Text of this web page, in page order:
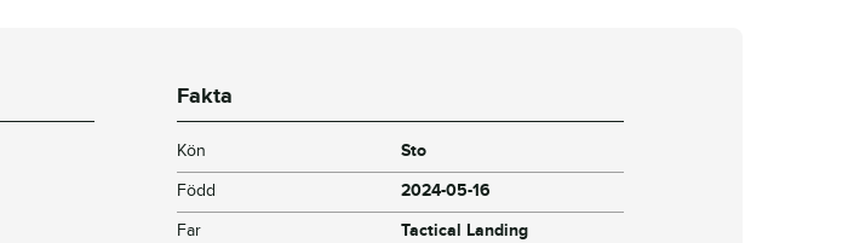
Fakta
Kön
Sto
Född
2024-05-16
Far
Tactical Landing